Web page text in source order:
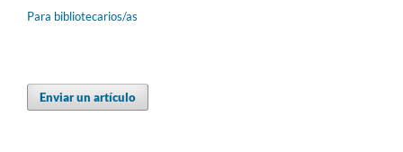
Para bibliotecarios/as
Enviar un artículo